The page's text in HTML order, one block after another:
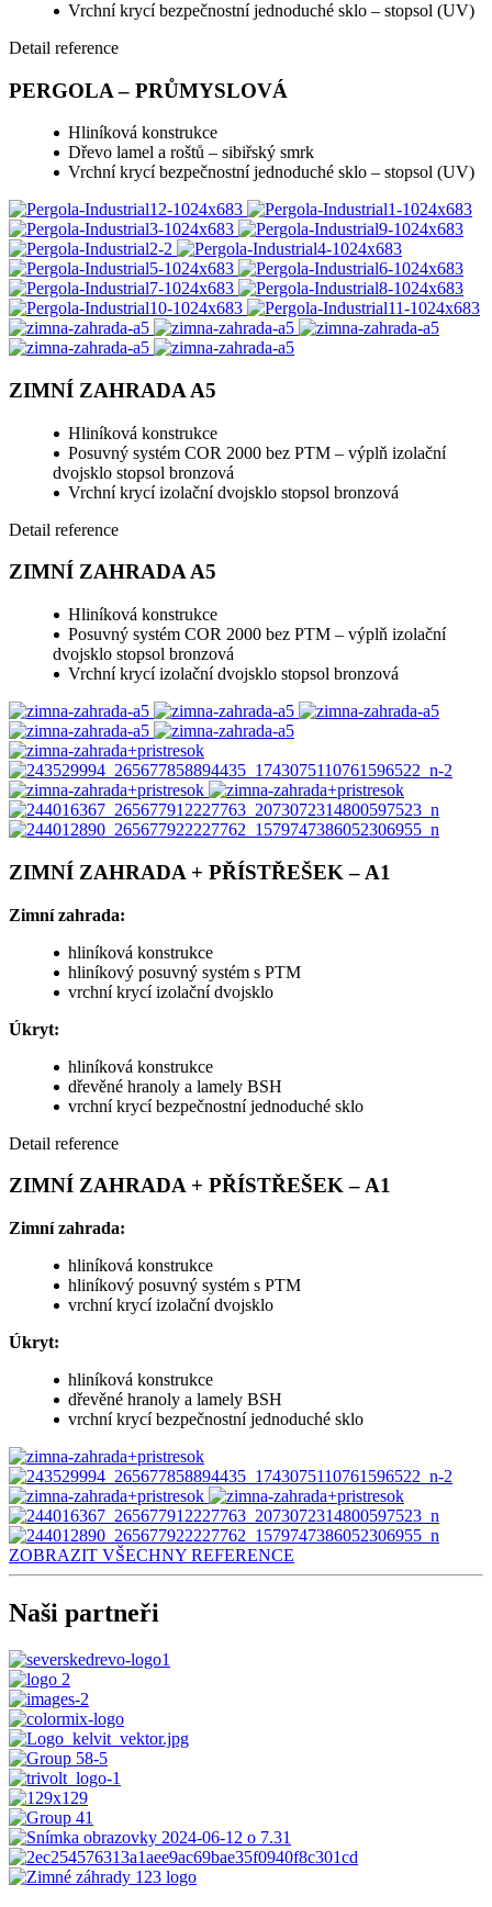
Vrchní krycí bezpečnostní jednoduché sklo – stopsol (UV)
Detail reference
PERGOLA – PRŮMYSLOVÁ
Hliníková konstrukce
Dřevo lamel a roštů – sibiřský smrk
Vrchní krycí bezpečnostní jednoduché sklo – stopsol (UV)
ZIMNÍ ZAHRADA A5
Hliníková konstrukce
Posuvný systém COR 2000 bez PTM – výplň izolační
dvojsklo stopsol bronzová
Vrchní krycí izolační dvojsklo stopsol bronzová
Detail reference
ZIMNÍ ZAHRADA A5
Hliníková konstrukce
Posuvný systém COR 2000 bez PTM – výplň izolační
dvojsklo stopsol bronzová
Vrchní krycí izolační dvojsklo stopsol bronzová
ZIMNÍ ZAHRADA + PŘÍSTŘEŠEK – A1
Zimní zahrada:
hliníková konstrukce
hliníkový posuvný systém s PTM
vrchní krycí izolační dvojsklo
Úkryt:
hliníková konstrukce
dřevěné hranoly a lamely BSH
vrchní krycí bezpečnostní jednoduché sklo
Detail reference
ZIMNÍ ZAHRADA + PŘÍSTŘEŠEK – A1
Zimní zahrada:
hliníková konstrukce
hliníkový posuvný systém s PTM
vrchní krycí izolační dvojsklo
Úkryt:
hliníková konstrukce
dřevěné hranoly a lamely BSH
vrchní krycí bezpečnostní jednoduché sklo
ZOBRAZIT VŠECHNY REFERENCE
Naši partneři